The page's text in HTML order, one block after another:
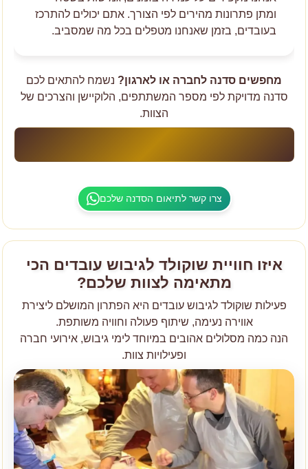
ומתן פתרונות מהירים לפי הצורך. אתם יכולים להתרכז
בעובדים, בזמן שאנחנו מטפלים בכל מה שמסביב.
מחפשים סדנה לחברה או לארגון? נשמח להתאים לכם
סדנה מדויקת לפי מספר המשתתפים, הלוקיישן והצרכים של
הצוות.
צרו קשר לתיאום הסדנה שלכם
איזו חוויית שוקולד לגיבוש עובדים הכי
מתאימה לצוות שלכם?
פעילות שוקולד לגיבוש עובדים היא הפתרון המושלם ליצירת
אווירה נעימה, שיתוף פעולה וחוויה משותפת.
הנה כמה מסלולים אהובים במיוחד לימי גיבוש, אירועי חברה
ופעילויות צוות.